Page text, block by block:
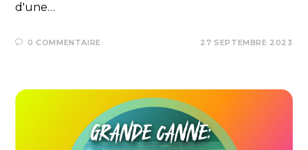
d'une…
0 COMMENTAIRE 27 SEPTEMBRE 2023